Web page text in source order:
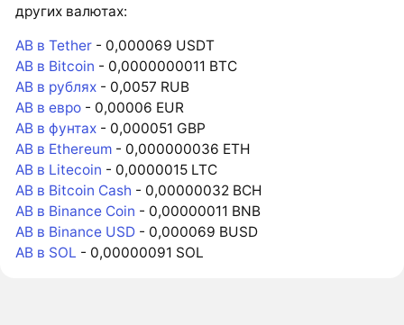
других валютах:
AB в Tether - 0,000069 USDT
AB в Bitcoin - 0,0000000011 BTC
AB в рублях - 0,0057 RUB
AB в евро - 0,00006 EUR
AB в фунтах - 0,000051 GBP
AB в Ethereum - 0,000000036 ETH
AB в Litecoin - 0,0000015 LTC
AB в Bitcoin Cash - 0,00000032 BCH
AB в Binance Coin - 0,00000011 BNB
AB в Binance USD - 0,000069 BUSD
AB в SOL - 0,00000091 SOL